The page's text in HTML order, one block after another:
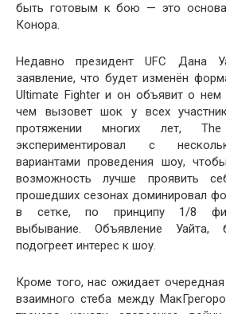
быть готовым к бою — это
Конора.
Недавно президент UFC Дана
заявление, что будет изменён
Ultimate Fighter и он объявит о нем
чем вызовет шок у всех
протяжении многих лет,
экспериментировал с
вариантами проведения шоу,
возможность лучше проявить
прошедших сезонах доминировал
в сетке, по принципу 1/8
выбывание. Объявление Уайта,
подогреет интерес к шоу.
Кроме того, нас ожидает очередная
взаимного стеба между